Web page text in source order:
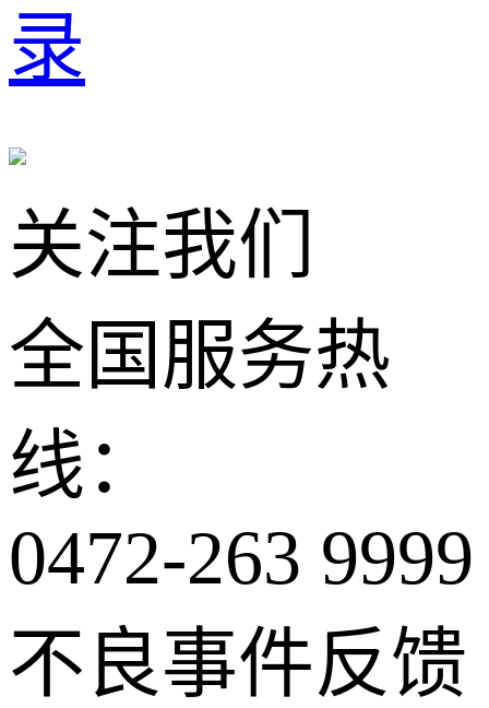
录
关注我们
全国服务热
线：
0472-263 9999
不良事件反馈